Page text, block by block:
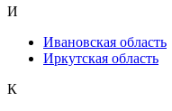
И
Ивановская область
Иркутская область
К